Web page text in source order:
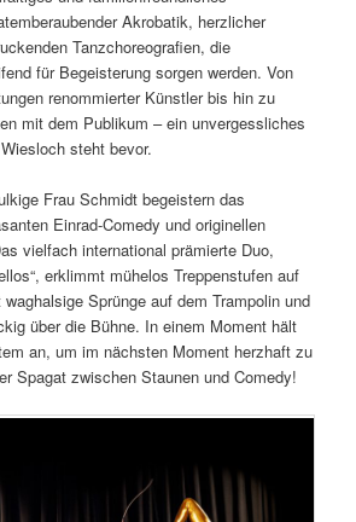
Akrobatik, herzlicher
Tanzchoreografien, die
für Begeisterung sorgen werden. Von
renommierter Künstler bis hin zu
mit dem Publikum – ein unvergessliches
steht bevor.
Frau Schmidt begeistern das
Einrad-Comedy und originellen
vielfach international prämierte Duo,
erklimmt mühelos Treppenstufen auf
Sprünge auf dem Trampolin und
über die Bühne. In einem Moment hält
an, um im nächsten Moment herzhaft zu
Spagat zwischen Staunen und Comedy!